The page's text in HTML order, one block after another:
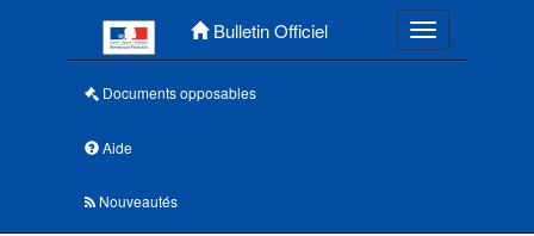
Bulletin Officiel Toggle
Documents opposables
Aide
Nouveautés